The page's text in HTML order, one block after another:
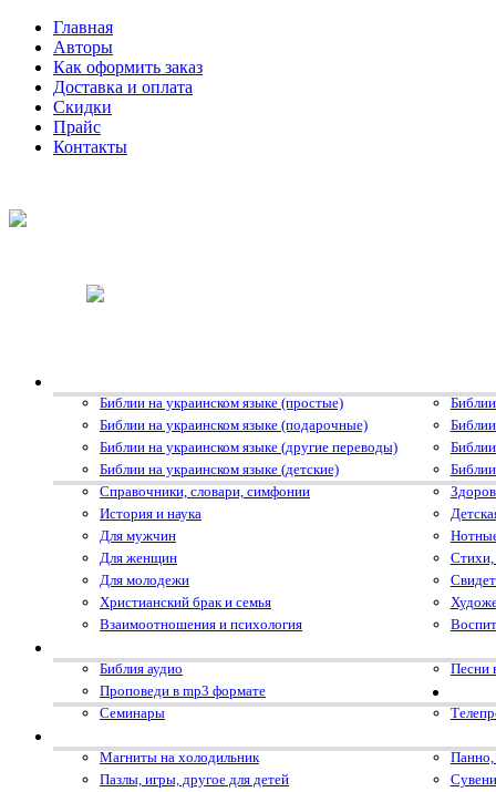
Главная
Авторы
Как оформить заказ
Доставка и оплата
Скидки
Прайс
Контакты
Библии на украинском языке (простые)
Библии на украинском языке (подарочные)
Библии на украинском языке (другие переводы)
Библии на украинском языке (детские)
Справочники, словари, симфонии
История и наука
Для мужчин
Для женщин
Стихи,
Для молодежи
Христианский брак и семья
Взаимоотношения и психология
Библия аудио
Песни
Проповеди в mp3 формате
Семинары
Магниты на холодильник
Панно,
Пазлы, игры, другое для детей